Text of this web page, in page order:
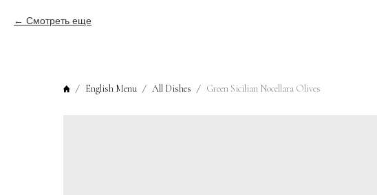
Смотреть еще
English Menu All Dishes Green Sicilian Nocellara Olives